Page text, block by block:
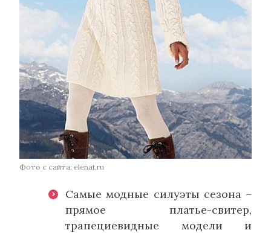
Фото с сайта: elenat.ru
Самые модные силуэты сезона –
прямое платье-свитер,
трапециевидные модели и